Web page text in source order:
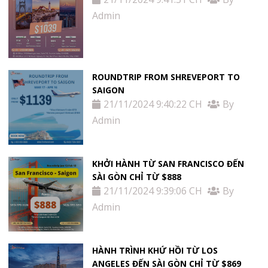
Admin
ROUNDTRIP FROM SHREVEPORT TO
SAIGON
21/11/2024 9:40:22 CH
By
Admin
KHỞI HÀNH TỪ SAN FRANCISCO ĐẾN
SÀI GÒN CHỈ TỪ $888
21/11/2024 9:39:06 CH
By
Admin
HÀNH TRÌNH KHỨ HỒI TỪ LOS
ANGELES ĐẾN SÀI GÒN CHỈ TỪ $869